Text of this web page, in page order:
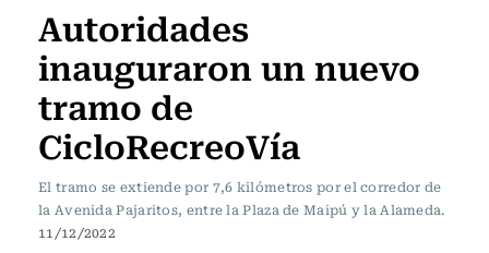
Autoridades
inauguraron un nuevo
tramo de
CicloRecreoVía
El tramo se extiende por 7,6 kilómetros por el corredor de
la Avenida Pajaritos, entre la Plaza de Maipú y la Alameda.
11/12/2022